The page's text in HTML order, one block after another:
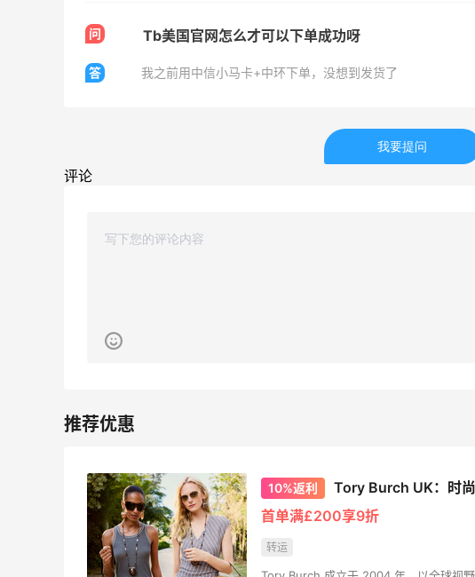
问 Tb美国官网怎么才可以下单成功呀
答 我之前用中信小马卡+中环下单，没想到发货了
我要提问
评论
10%返利
Tory Burch UK：时
首单满£200享9折
转运
Evelom卸妆膏--卸妆膏中的“爱马仕”
FWRD黑五2026海淘奢侈品折扣力度大
FWRD美网2026黑五海淘活动什么时候